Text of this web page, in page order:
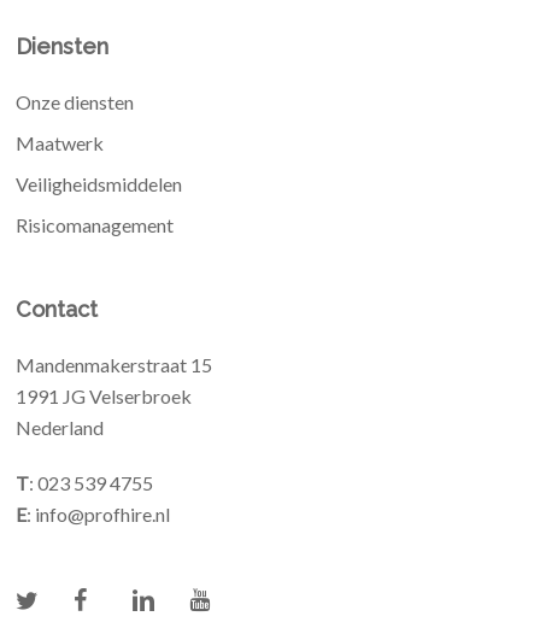
Diensten
Onze diensten
Maatwerk
Veiligheidsmiddelen
Risicomanagement
Contact
Mandenmakerstraat 15
1991 JG Velserbroek
Nederland
T: 023 539 4755
E: info@profhire.nl